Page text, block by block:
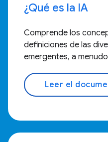
¿Qué es la IA
Comprende los
definiciones de las
emergentes, a
Leer el